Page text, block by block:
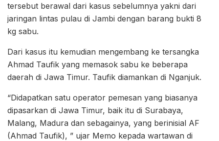
tersebut berawal dari kasus sebelumnya yakni dari
jaringan lintas pulau di Jambi dengan barang bukti 8
kg sabu.
Dari kasus itu kemudian mengembang ke tersangka
Ahmad Taufik yang memasok sabu ke beberapa
daerah di Jawa Timur. Taufik diamankan di Nganjuk.
“Didapatkan satu operator pemesan yang biasanya
dipasarkan di Jawa Timur, baik itu di Surabaya,
Malang, Madura dan sebagainya, yang berinisial AF
(Ahmad Taufik), ” ujar Memo kepada wartawan di